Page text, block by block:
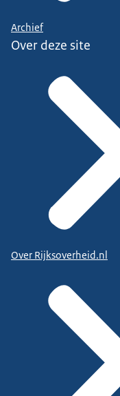
Archief
Over deze site
Over Rijksoverheid.nl